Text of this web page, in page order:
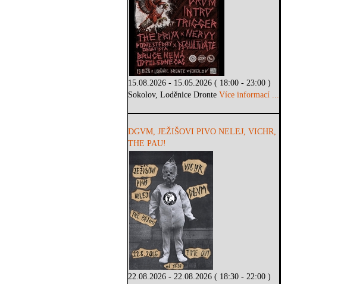
15.08.2026 - 15.05.2026 ( 18:00 - 23:00 )
Sokolov, Loděnice DronteVíce informací ...
DGVM, JEŽIŠOVI PIVO NELEJ, VICHR,
THE PAU!
22.08.2026 - 22.08.2026 ( 18:30 - 22:00 )